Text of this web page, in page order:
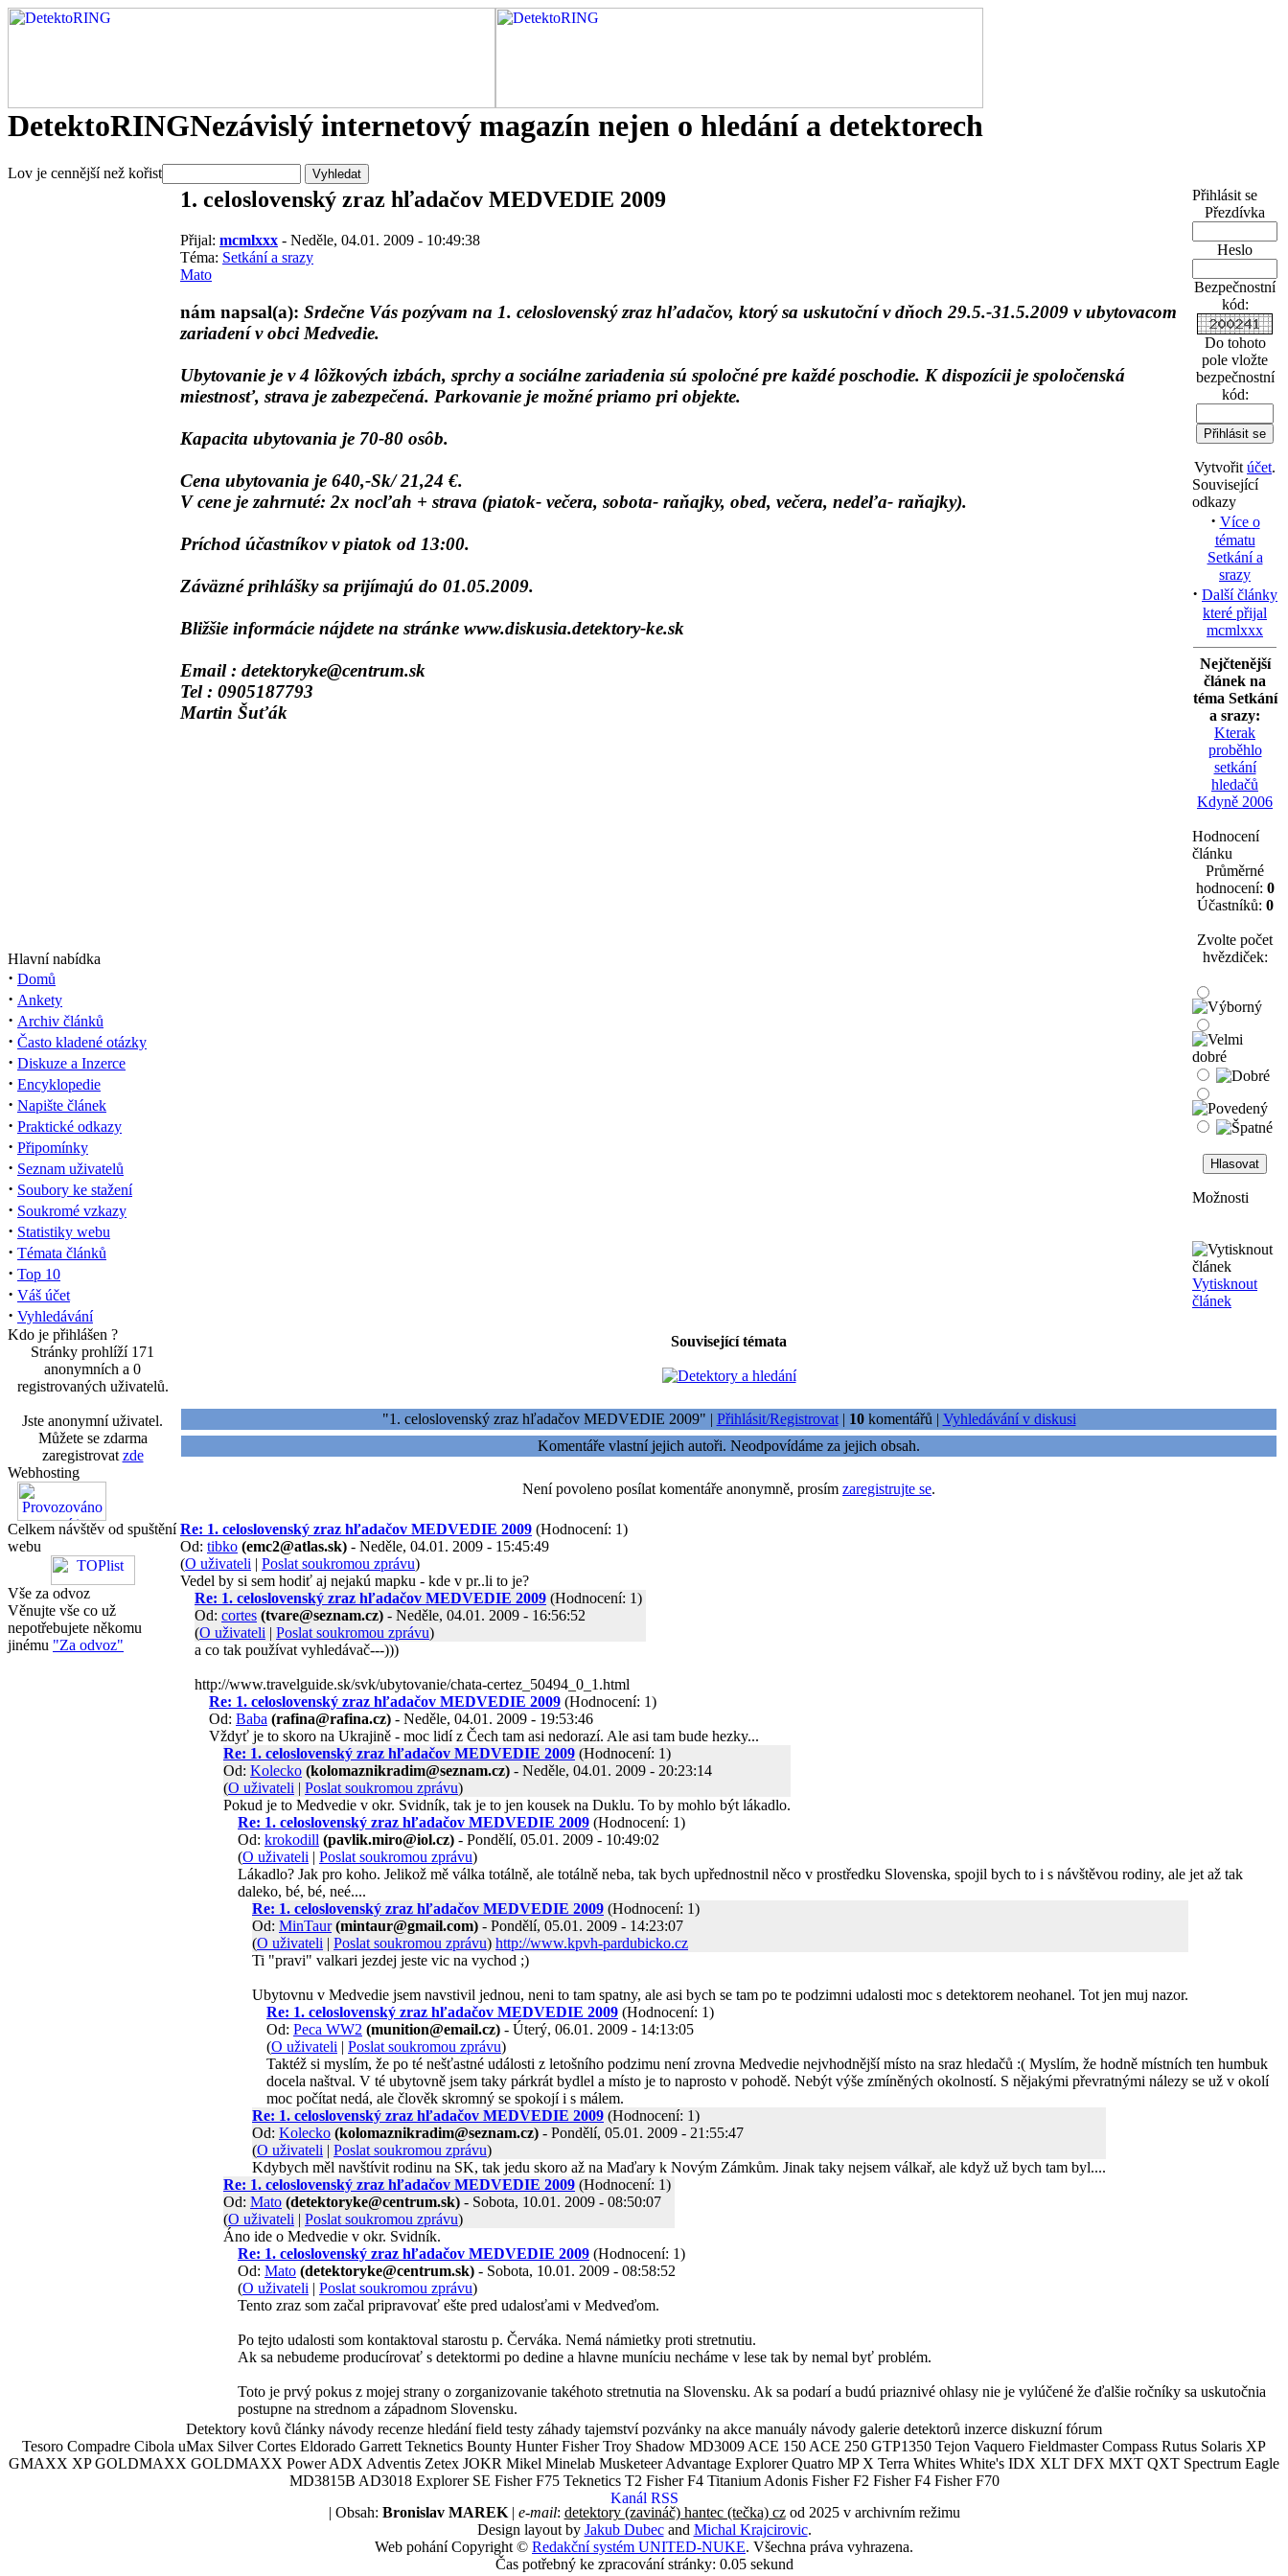
DetektoRINGNezávislý internetový magazín nejen o hledání a detektorech
Lov je cennější než kořist
Hlavní nabídka
· Domů
· Ankety
· Archiv článků
· Často kladené otázky
· Diskuze a Inzerce
· Encyklopedie
· Napište článek
· Praktické odkazy
· Připomínky
· Seznam uživatelů
· Soubory ke stažení
· Soukromé vzkazy
· Statistiky webu
· Témata článků
· Top 10
· Váš účet
· Vyhledávání
Kdo je přihlášen ?
Stránky prohlíží 171
anonymních a 0
registrovaných uživatelů.
Jste anonymní uživatel.
Můžete se zdarma
zaregistrovat zde
Webhosting
Celkem návštěv od spuštění
webu
Vše za odvoz
Věnujte vše co už
nepotřebujete někomu
jinému "Za odvoz"
1. celoslovenský zraz hľadačov MEDVEDIE 2009
Přijal: mcmlxxx - Neděle, 04.01. 2009 - 10:49:38
Téma: Setkání a srazy
Mato
nám napsal(a): Srdečne Vás pozývam na 1. celoslovenský zraz hľadačov, ktorý sa uskutoční v dňoch 29.5.-31.5.2009 v ubytovacom
zariadení v obci Medvedie.
Ubytovanie je v 4 lôžkových izbách, sprchy a sociálne zariadenia sú spoločné pre každé poschodie. K dispozícii je spoločenská
miestnosť, strava je zabezpečená. Parkovanie je možné priamo pri objekte.
Kapacita ubytovania je 70-80 osôb.
Cena ubytovania je 640,-Sk/ 21,24 €.
V cene je zahrnuté: 2x nocľah + strava (piatok- večera, sobota- raňajky, obed, večera, nedeľa- raňajky).
Príchod účastníkov v piatok od 13:00.
Záväzné prihlášky sa prijímajú do 01.05.2009.
Bližšie informácie nájdete na stránke www.diskusia.detektory-ke.sk
Email : detektoryke@centrum.sk
Tel : 0905187793
Martin Šuťák
Přihlásit se
Přezdívka
Heslo
Bezpečnostní
kód:
Do tohoto
pole vložte
bezpečnostní
kód:
Vytvořit účet.
Související
odkazy
· Více o
tématu
Setkání a
srazy
· Další články
které přijal
mcmlxxx
Nejčtenější
článek na
téma Setkání
a srazy:
Kterak
proběhlo
setkání
hledačů
Kdyně 2006
Hodnocení
článku
Průměrné
hodnocení: 0
Účastníků: 0
Zvolte počet
hvězdiček:
Možnosti
Vytisknout
článek
Související témata
"1. celoslovenský zraz hľadačov MEDVEDIE 2009" | Přihlásit/Registrovat| 10komentářů | Vyhledávání v diskusi
Komentáře vlastní jejich autoři. Neodpovídáme za jejich obsah.
Není povoleno posílat komentáře anonymně, prosím zaregistrujte se.
Re: 1. celoslovenský zraz hľadačov MEDVEDIE 2009 (Hodnocení: 1)
Od: tibko (emc2@atlas.sk) - Neděle, 04.01. 2009 - 15:45:49
(O uživateli | Poslat soukromou zprávu)
Vedel by si sem hodiť aj nejakú mapku - kde v pr..li to je?
Re: 1. celoslovenský zraz hľadačov MEDVEDIE 2009 (Hodnocení: 1)
Od: cortes (tvare@seznam.cz) - Neděle, 04.01. 2009 - 16:56:52
(O uživateli | Poslat soukromou zprávu)
a co tak používat vyhledávač---)))
http://www.travelguide.sk/svk/ubytovanie/chata-certez_50494_0_1.html
Re: 1. celoslovenský zraz hľadačov MEDVEDIE 2009 (Hodnocení: 1)
Od: Baba (rafina@rafina.cz) - Neděle, 04.01. 2009 - 19:53:46
Vždyť je to skoro na Ukrajině - moc lidí z Čech tam asi nedorazí. Ale asi tam bude hezky...
Re: 1. celoslovenský zraz hľadačov MEDVEDIE 2009 (Hodnocení: 1)
Od: Kolecko (kolomaznikradim@seznam.cz) - Neděle, 04.01. 2009 - 20:23:14
(O uživateli | Poslat soukromou zprávu)
Pokud je to Medvedie v okr. Svidník, tak je to jen kousek na Duklu. To by mohlo být lákadlo.
Re: 1. celoslovenský zraz hľadačov MEDVEDIE 2009 (Hodnocení: 1)
Od: krokodill (pavlik.miro@iol.cz) - Pondělí, 05.01. 2009 - 10:49:02
(O uživateli | Poslat soukromou zprávu)
Lákadlo? Jak pro koho. Jelikož mě válka totálně, ale totálně neba, tak bych upřednostnil něco v prostředku Slovenska, spojil bych to i s návštěvou rodiny, ale jet až tak
daleko, bé, bé, neé....
Re: 1. celoslovenský zraz hľadačov MEDVEDIE 2009 (Hodnocení: 1)
Od: MinTaur (mintaur@gmail.com) - Pondělí, 05.01. 2009 - 14:23:07
(O uživateli | Poslat soukromou zprávu) http://www.kpvh-pardubicko.cz
Ti "pravi" valkari jezdej jeste vic na vychod ;)
Ubytovnu v Medvedie jsem navstivil jednou, neni to tam spatny, ale asi bych se tam po te podzimni udalosti moc s detektorem neohanel. Tot jen muj nazor.
Re: 1. celoslovenský zraz hľadačov MEDVEDIE 2009 (Hodnocení: 1)
Od: Peca WW2 (munition@email.cz) - Úterý, 06.01. 2009 - 14:13:05
(O uživateli | Poslat soukromou zprávu)
Taktéž si myslím, že po té nešťastné události z letošního podzimu není zrovna Medvedie nejvhodnější místo na sraz hledačů :( Myslím, že hodně místních ten humbuk
docela naštval. V té ubytovně jsem taky párkrát bydlel a místo je to naprosto v pohodě. Nebýt výše zmíněných okolností. S nějakými převratnými nálezy se už v okolí
moc počítat nedá, ale člověk skromný se spokojí i s málem.
Re: 1. celoslovenský zraz hľadačov MEDVEDIE 2009 (Hodnocení: 1)
Od: Kolecko (kolomaznikradim@seznam.cz) - Pondělí, 05.01. 2009 - 21:55:47
(O uživateli | Poslat soukromou zprávu)
Kdybych měl navštívit rodinu na SK, tak jedu skoro až na Maďary k Novým Zámkům. Jinak taky nejsem válkař, ale když už bych tam byl....
Re: 1. celoslovenský zraz hľadačov MEDVEDIE 2009 (Hodnocení: 1)
Od: Mato (detektoryke@centrum.sk) - Sobota, 10.01. 2009 - 08:50:07
(O uživateli | Poslat soukromou zprávu)
Áno ide o Medvedie v okr. Svidník.
Re: 1. celoslovenský zraz hľadačov MEDVEDIE 2009 (Hodnocení: 1)
Od: Mato (detektoryke@centrum.sk) - Sobota, 10.01. 2009 - 08:58:52
(O uživateli | Poslat soukromou zprávu)
Tento zraz som začal pripravovať ešte pred udalosťami v Medveďom.
Po tejto udalosti som kontaktoval starostu p. Červáka. Nemá námietky proti stretnutiu.
Ak sa nebudeme producírovať s detektormi po dedine a hlavne muníciu necháme v lese tak by nemal byť problém.
Toto je prvý pokus z mojej strany o zorganizovanie takéhoto stretnutia na Slovensku. Ak sa podarí a budú priaznivé ohlasy nie je vylúčené že ďalšie ročníky sa uskutočnia
postupne na strednom a západnom Slovensku.
Detektory kovů články návody recenze hledání field testy záhady tajemství pozvánky na akce manuály návody galerie detektorů inzerce diskuzní fórum
Tesoro Compadre Cibola uMax Silver Cortes Eldorado Garrett Teknetics Bounty Hunter Fisher Troy Shadow MD3009 ACE 150 ACE 250 GTP1350 Tejon Vaquero Fieldmaster Compass Rutus Solaris XP
GMAXX XP GOLDMAXX GOLDMAXX Power ADX Adventis Zetex JOKR Mikel Minelab Musketeer Advantage Explorer Quatro MP X Terra Whites White's IDX XLT DFX MXT QXT Spectrum Eagle
MD3815B AD3018 Explorer SE Fisher F75 Teknetics T2 Fisher F4 Titanium Adonis Fisher F2 Fisher F4 Fisher F70
| Obsah: Bronislav MAREK| e-mail: detektory (zavináč) hantec (tečka) czod 2025 v archivním režimu
Design layout by Jakub Dubecand Michal Krajcirovic.
Web pohání Copyright © Redakční systém UNITED-NUKE. Všechna práva vyhrazena.
Čas potřebný ke zpracování stránky: 0.05 sekund